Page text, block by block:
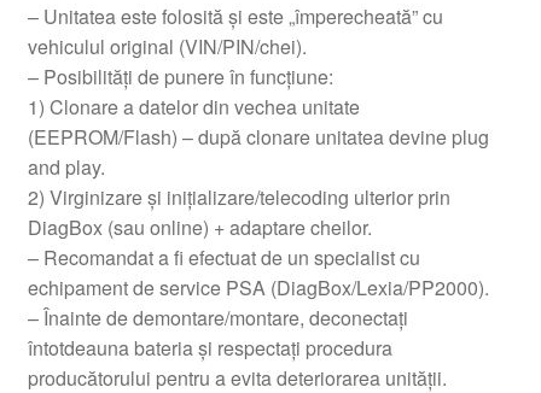
– Unitatea este folosită și este „împerecheată” cu
vehiculul original (VIN/PIN/chei).
– Posibilități de punere în funcțiune:
1) Clonare a datelor din vechea unitate
(EEPROM/Flash) – după clonare unitatea devine plug
and play.
2) Virginizare și inițializare/telecoding ulterior prin
DiagBox (sau online) + adaptare cheilor.
– Recomandat a fi efectuat de un specialist cu
echipament de service PSA (DiagBox/Lexia/PP2000).
– Înainte de demontare/montare, deconectați
întotdeauna bateria și respectați procedura
producătorului pentru a evita deteriorarea unității.